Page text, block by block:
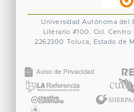
Universidad Autónoma del
Literario #100. Col. Centro
2262300 Toluca, Estado de